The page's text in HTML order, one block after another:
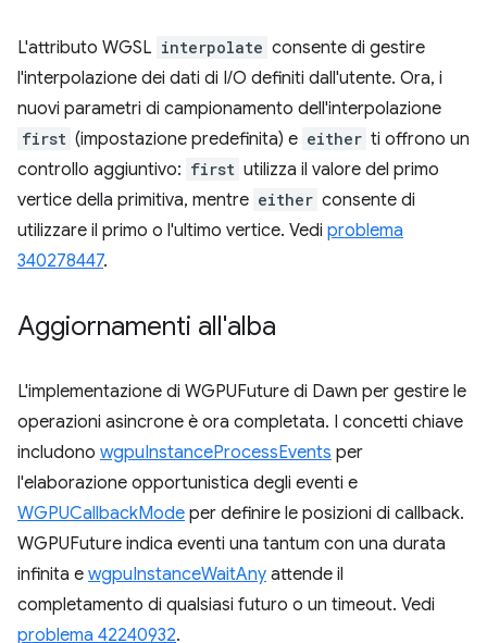
L'attributo WGSL interpolate consente di gestire
l'interpolazione dei dati di I/O definiti dall'utente. Ora, i
nuovi parametri di campionamento dell'interpolazione
first (impostazione predefinita) e either ti offrono un
controllo aggiuntivo: first utilizza il valore del primo
vertice della primitiva, mentre either consente di
utilizzare il primo o l'ultimo vertice. Vedi problema
340278447.
Aggiornamenti all'alba
L'implementazione di WGPUFuture di Dawn per gestire le
operazioni asincrone è ora completata. I concetti chiave
includono wgpuInstanceProcessEvents per
l'elaborazione opportunistica degli eventi e
WGPUCallbackMode per definire le posizioni di callback.
WGPUFuture indica eventi una tantum con una durata
infinita e wgpuInstanceWaitAny attende il
completamento di qualsiasi futuro o un timeout. Vedi
problema 42240932.